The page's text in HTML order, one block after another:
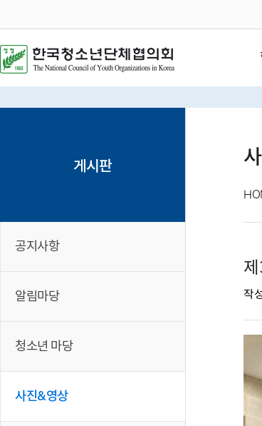
게시판
공지사항
알림마당
청소년 마당
사진&영상
작